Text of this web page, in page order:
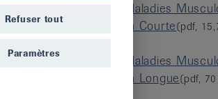
Strategie Nationale Maladies
Squelettiques Version Courte(pdf,
Strategie Nationale Maladies
Squelettiques Version Longue(pdf,
Refuser tout
Paramètres